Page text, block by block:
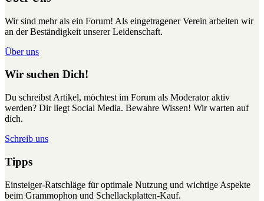
Wir sind mehr als ein Forum! Als eingetragener Verein arbeiten wir
an der Beständigkeit unserer Leidenschaft.
Über uns
Wir suchen Dich!
Du schreibst Artikel, möchtest im Forum als Moderator aktiv
werden? Dir liegt Social Media. Bewahre Wissen! Wir warten auf
dich.
Schreib uns
Tipps
Einsteiger-Ratschläge für optimale Nutzung und wichtige Aspekte
beim Grammophon und Schellackplatten-Kauf.